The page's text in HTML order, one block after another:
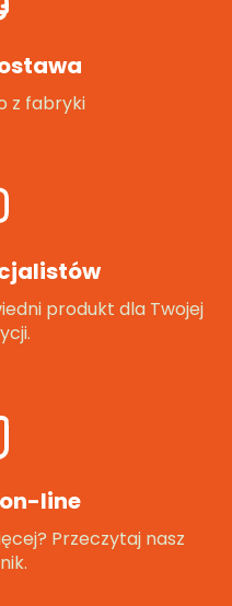
z fabryki
produkt dla Twojej
line
Przeczytaj nasz